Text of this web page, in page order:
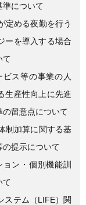
準について
定める夜勤を行う
ーを導入する場合
て
ビス等の事業の人
生産性向上に先進
留意点について
制加算に関する基
提示について
ョン・個別機能訓
て
ステム（LIFE）関